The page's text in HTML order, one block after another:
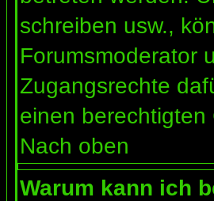
schreiben usw.,
Forumsmoderator
Zugangsrechte
einen
Nach oben
Warum kann ich